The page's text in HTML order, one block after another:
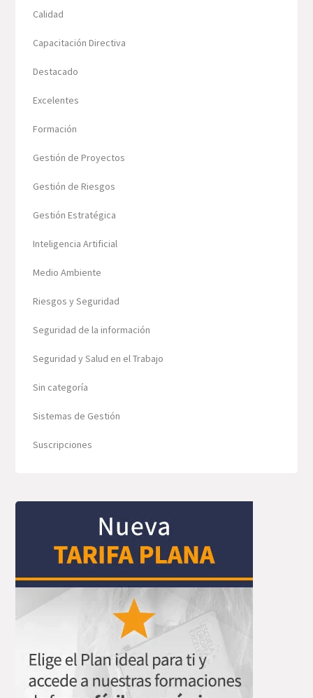
Calidad
Capacitación Directiva
Destacado
Excelentes
Formación
Gestión de Proyectos
Gestión de Riesgos
Gestión Estratégica
Inteligencia Artificial
Medio Ambiente
Riesgos y Seguridad
Seguridad de la información
Seguridad y Salud en el Trabajo
Sin categoría
Sistemas de Gestión
Suscripciones